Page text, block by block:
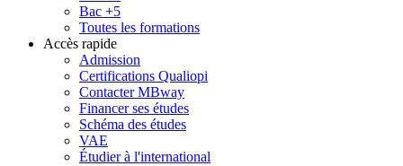
Bac +5
Toutes les formations
Accès rapide
Admission
Certifications Qualiopi
Contacter MBway
Financer ses études
Schéma des études
VAE
Étudier à l'international